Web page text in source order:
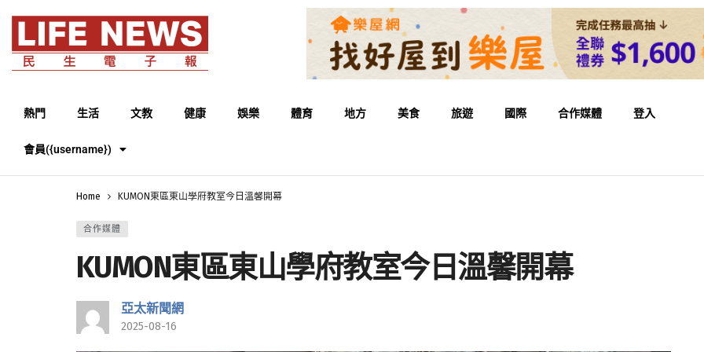
熱門 生活 文教 健康 娛樂 體育 地方 美食 旅遊 國際 合作媒體 登入
會員({username})
Home KUMON東區東山學府教室今日溫馨開幕
合作媒體
KUMON東區東山學府教室今日溫馨開幕
亞太新聞網
2025-08-16